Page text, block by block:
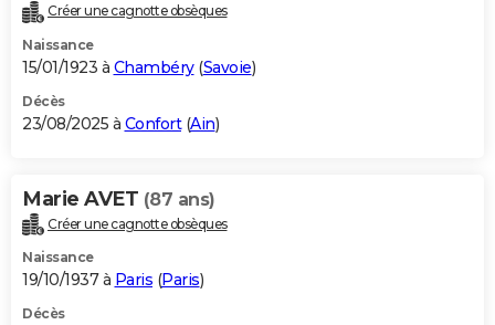
Créer une cagnotte obsèques
Naissance
15/01/1923 à Chambéry(Savoie)
Décès
23/08/2025 à Confort(Ain)
Marie AVET (87 ans)
Créer une cagnotte obsèques
Naissance
19/10/1937 à Paris (Paris)
Décès